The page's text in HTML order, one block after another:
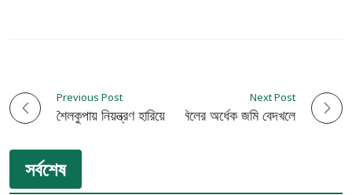
P
o
s
Previous Post
শৈলকুপায় নিয়ন্ত্রণ হারিয়ে দোকানে ঢুকে পড়লো ট্রাক: আহত-৩
Next Post
কুষ্টিয়া মোহিনী মিলের অর্ধেক জমি বেদখলে
সর্বশেষ